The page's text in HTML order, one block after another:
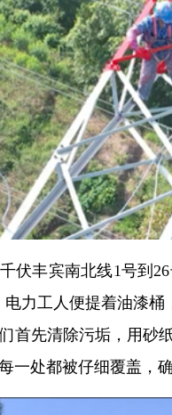
伏丰宾南北线1号到
力工人便提着油漆桶
首先清除污垢，用砂
一处都被仔细覆盖，